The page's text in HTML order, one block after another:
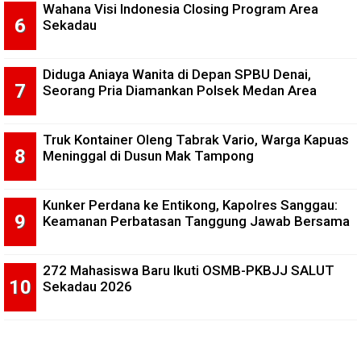
Wahana Visi Indonesia Closing Program Area
Sekadau
Diduga Aniaya Wanita di Depan SPBU Denai,
Seorang Pria Diamankan Polsek Medan Area
Truk Kontainer Oleng Tabrak Vario, Warga Kapuas
Meninggal di Dusun Mak Tampong
Kunker Perdana ke Entikong, Kapolres Sanggau:
Keamanan Perbatasan Tanggung Jawab Bersama
272 Mahasiswa Baru Ikuti OSMB-PKBJJ SALUT
Sekadau 2026